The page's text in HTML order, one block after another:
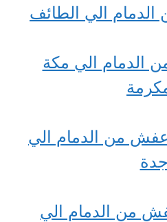
الي الطائف
الي مكة
من الدمام الي
جدة
من الدمام الي